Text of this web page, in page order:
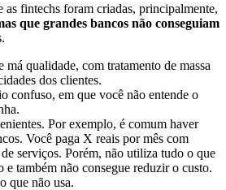
as fintechs foram criadas, principalmente,
que grandes bancos não conseguiam
má qualidade, com tratamento de massa
dos clientes.
confuso, em que você não entende o
Por exemplo, é comum haver
Você paga X reais por mês com
serviços. Porém, não utiliza tudo o que
e também não consegue reduzir o custo.
que não usa.